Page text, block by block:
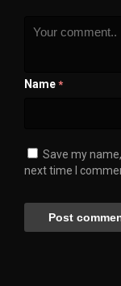
Name *
Save my
next time I